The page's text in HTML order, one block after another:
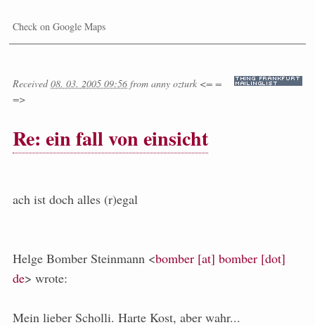
Check on Google Maps
Received08. 03. 2005 09:56 from anny ozturk <= =
=>
Re: ein fall von einsicht
ach ist doch alles (r)egal
Helge Bomber Steinmann <bomber [at] bomber [dot]
de> wrote:
Mein lieber Scholli. Harte Kost, aber wahr...